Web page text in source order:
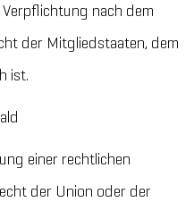
nach dem
der Mitgliedstaaten, dem
ist.
einer rechtlichen
der Union oder der